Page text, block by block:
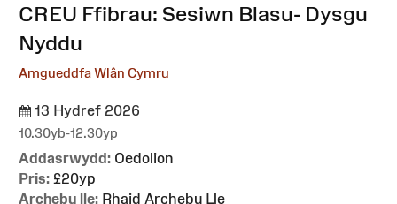
:CREU Ffibrau: Sesiwn Blasu- Dysgu
Nyddu
Amgueddfa Wlân Cymru
13 Hydref 2026
10.30yb-12.30yp
Addasrwydd: Oedolion
Pris: £20yp
Archebu lle: Rhaid Archebu Lle